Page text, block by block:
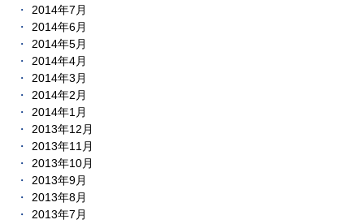
2014年7月
2014年6月
2014年5月
2014年4月
2014年3月
2014年2月
2014年1月
2013年12月
2013年11月
2013年10月
2013年9月
2013年8月
2013年7月